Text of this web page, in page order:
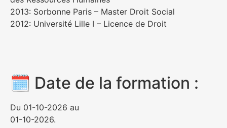
2013: Sorbonne Paris – Master Droit Social
2012: Université Lille I – Licence de Droit
🗓 Date de la formation :
Du 01-10-2026 au
01-10-2026.